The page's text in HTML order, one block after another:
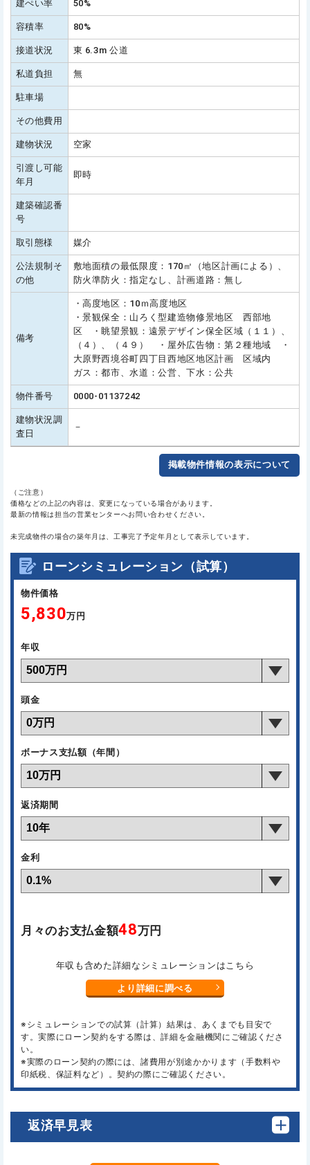
建ぺい率 50%
容積率 80%
接道状況 東 6.3m 公道
私道負担 無
駐車場
その他費用
建物状況 空家
引渡し可能
年月
即時
建築確認番
号
取引態様 媒介
公法規制そ
の他
敷地面積の最低限度：170㎡（地区計画による）、
防火準防火：指定なし、計画道路：無し
備考
・高度地区：10ｍ高度地区
・景観保全：山ろく型建造物修景地区 西部地
区 ・眺望景観：遠景デザイン保全区域（１１）、
（４）、（４９） ・屋外広告物：第２種地域 ・
大原野西境谷町四丁目西地区地区計画 区域内
ガス：都市、水道：公営、下水：公共
物件番号 0000-01137242
建物状況調
査日
－
掲載物件情報の表示について
（ご注意）
価格などの上記の内容は、変更になっている場合があります。
最新の情報は担当の営業センターへお問い合わせください。
未完成物件の場合の築年月は、工事完了予定年月として表示しています。
ローンシミュレーション（試算）
物件価格
5,830万円
年収
頭金
ボーナス支払額（年間）
返済期間
金利
月々のお支払金額48万円
年収も含めた詳細なシミュレーションはこちら
より詳細に調べる
※シミュレーションでの試算（計算）結果は、あくまでも目安で
す。実際にローン契約をする際は、詳細を金融機関にご確認くださ
い。
※実際のローン契約の際には、諸費用が別途かかります（手数料や
印紙税、保証料など）。契約の際にご確認ください。
返済早見表